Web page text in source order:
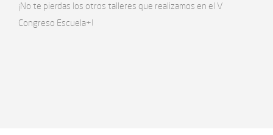
¡No te pierdas los otros talleres que realizamos en el V
Congreso Escuela+!